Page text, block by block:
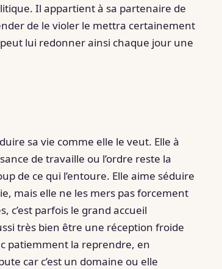
Il appartient à sa partenaire de
de le violer le mettra certainement
lui redonner ainsi chaque jour une
sa vie comme elle le veut. Elle à
de travaille ou l’ordre reste la
de ce qui l’entoure. Elle aime séduire
mais elle ne les mers pas forcement
c’est parfois le grand accueil
très bien être une réception froide
patiemment la reprendre, en
car c’est un domaine ou elle